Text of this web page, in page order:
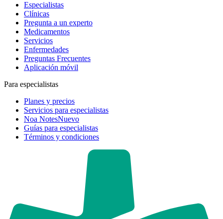
Especialistas
Clínicas
Pregunta a un experto
Medicamentos
Servicios
Enfermedades
Preguntas Frecuentes
Aplicación móvil
Para especialistas
Planes y precios
Servicios para especialistas
Noa NotesNuevo
Guías para especialistas
Términos y condiciones